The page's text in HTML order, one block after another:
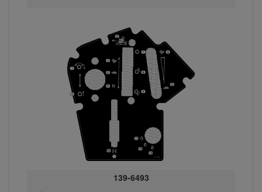
139-6493